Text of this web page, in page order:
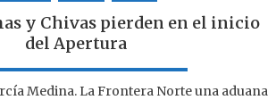
y Chivas pierden en el inicio
del Apertura
Medina. La Frontera Norte una aduana